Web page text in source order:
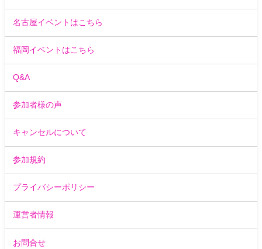
名古屋イベントはこちら
福岡イベントはこちら
Q&A
参加者様の声
キャンセルについて
参加規約
プライバシーポリシー
運営者情報
お問合せ